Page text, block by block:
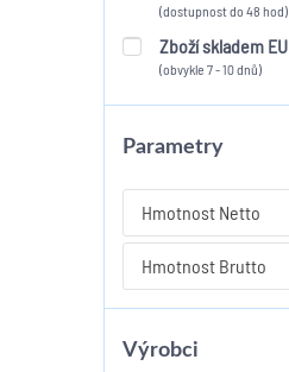
(dostupnost do 48 hod)
Zboží skladem EU
(obvykle 7 - 10 dnů)
Parametry
Hmotnost Netto
Hmotnost Brutto
Výrobci